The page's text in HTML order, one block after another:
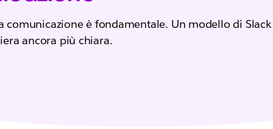
comunicazione è fondamentale‭. Un modello di
ancora più chiara.